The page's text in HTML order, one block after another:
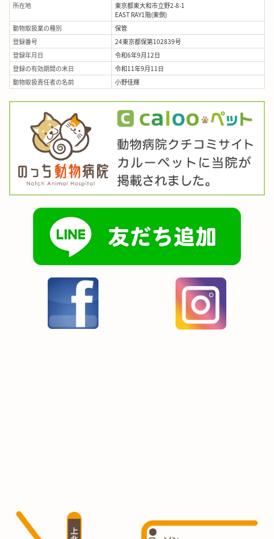
所在地
東京都東大和市立野2-8-1
EAST RAY1階(東側)
動物取扱業の種別
保管
登録番号
24東京都保第102839号
登録年月日
令和6年9月12日
登録の有効期間の末日
令和11年9月11日
動物取扱責任者の名前
小野佳輝